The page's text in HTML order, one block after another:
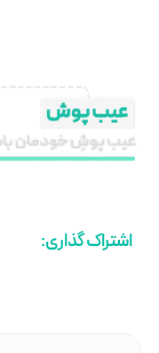
اشتراک گذاری: